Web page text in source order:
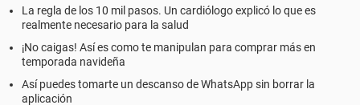
La regla de los 10 mil pasos. Un cardiólogo explicó lo que es
realmente necesario para la salud
¡No caigas! Así es como te manipulan para comprar más en
temporada navideña
Así puedes tomarte un descanso de WhatsApp sin borrar la
aplicación